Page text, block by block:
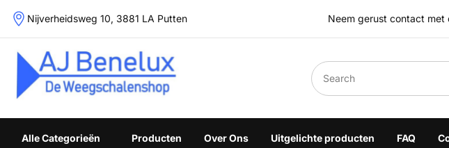
Skip
Nijverheidsweg 10, 3881 LA Putten Neem gerust contact met
Weegschalenshop | Precisieweegschalen & Industriële Weegoplossingen
Alle Categorieën Producten Over Ons Uitgelichte producten FAQ